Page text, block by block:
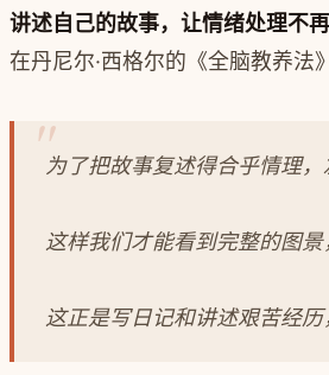
讲述自己的故事，让情绪处理不
在丹尼尔·西格尔的《全脑教养法
为了把故事复述得合乎情理
这样我们才能看到完整的图景
这正是写日记和讲述艰苦经